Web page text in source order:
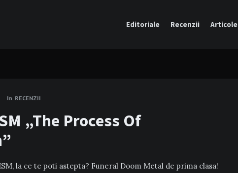
Editoriale Recenzii Articole
In RECENZII
„The Process Of
la ce te poti astepta? Funeral Doom Metal de prima clasa!